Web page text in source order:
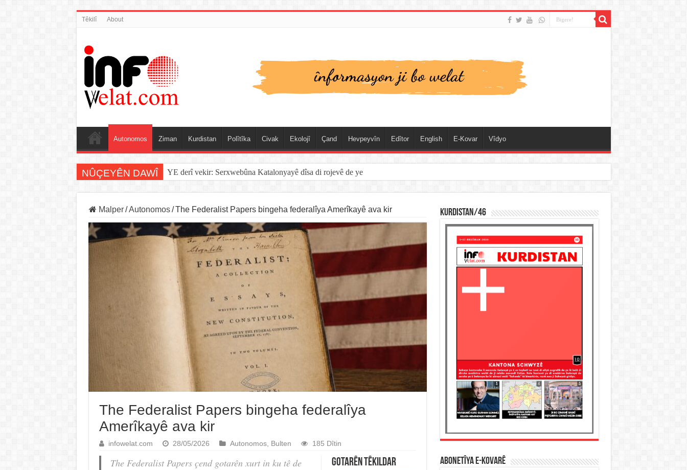
Têkilî About
Autonomos Ziman Kurdistan Polîtîka Civak Ekolojî Çand Hevpeyvîn Edîtor English E-Kovar Vîdyo
NÛÇEYÊN DAWÎ YE derî vekir: Serxwebûna Katalonyayê dîsa di rojevê de ye
Malper / Autonomos / The Federalist Papers bingeha federalîya Amerîkayê ava kir
The Federalist Papers bingeha federalîya
Amerîkayê ava kir
infowelat.com 28/05/2026 Autonomos, Bulten 185 Dîtin
Gotarên Têkildar
The Federalist Papers çend gotarên xurt in ku tê de
KURDISTAN/46
ABONETÎYA E-KOVARÊ